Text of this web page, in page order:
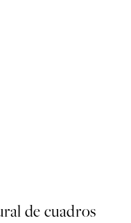
de cuadros